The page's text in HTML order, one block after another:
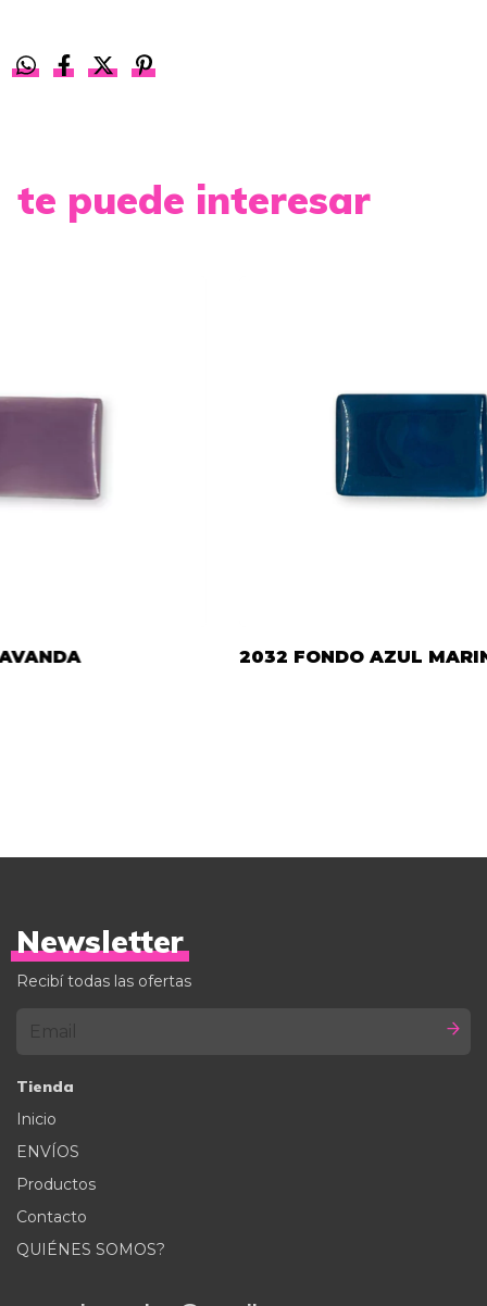
te puede interesar
2032 FONDO AZUL
Newsletter
Recibí todas las ofertas
Tienda
Inicio
ENVÍOS
Productos
Contacto
QUIÉNES SOMOS?